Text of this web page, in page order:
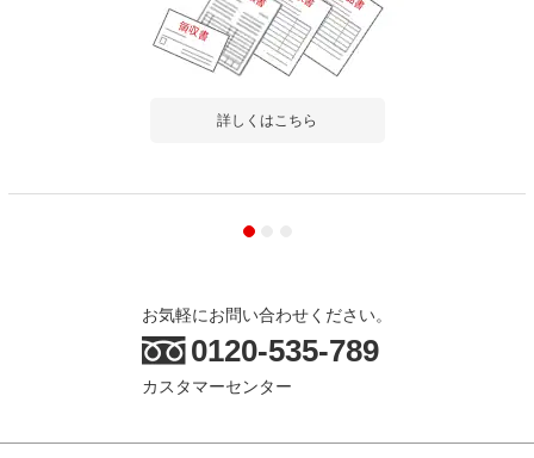
詳しくはこちら
お気軽にお問い合わせください。
0120-535-789
カスタマーセンター